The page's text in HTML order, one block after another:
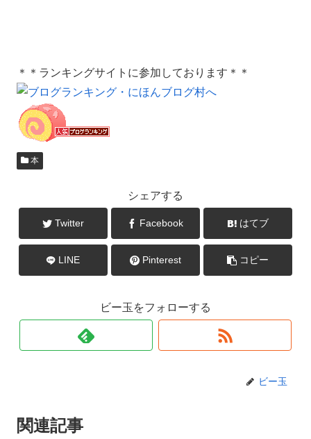
＊＊ランキングサイトに参加しております＊＊
本
シェアする
Twitter Facebook はてブ
LINE Pinterest コピー
ビー玉をフォローする
ビー玉
関連記事